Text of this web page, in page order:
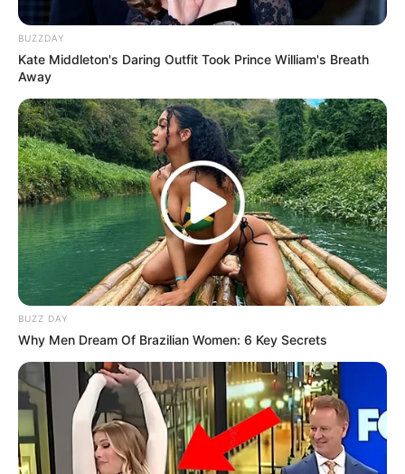
BUZZDAY
Kate Middleton's Daring Outfit Took Prince William's Breath
Away
BUZZ DAY
Why Men Dream Of Brazilian Women: 6 Key Secrets